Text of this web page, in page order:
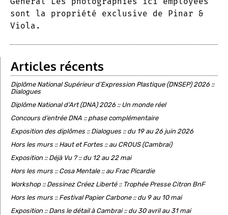
sont la propriété exclusive de Pinar &
Viola.
Articles récents
Diplôme National Supérieur d’Expression Plastique (DNSEP) 2026 ::
Dialogues
Diplôme National d’Art (DNA) 2026 :: Un monde réel
Concours d’entrée DNA :: phase complémentaire
Exposition des diplômes :: Dialogues :: du 19 au 26 juin 2026
Hors les murs :: Haut et Fortes :: au CROUS (Cambrai)
Exposition :: Déjà Vu ? :: du 12 au 22 mai
Hors les murs :: Cosa Mentale :: au Frac Picardie
Workshop :: Dessinez Créez Liberté :: Trophée Presse Citron BnF
Hors les murs :: Festival Papier Carbone :: du 9 au 10 mai
Exposition :: Dans le détail à Cambrai :: du 30 avril au 31 mai